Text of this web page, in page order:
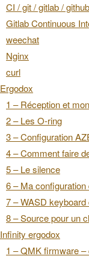
CI / git / gitlab / github
Gitlab Continuous
weechat
Nginx
curl
Ergodox
1 – Réception et
2 – Les O-ring
3 – Configuration
4 – Comment faire
5 – Le silence
6 – Ma configuration
7 – WASD
8 – Source pour un
Infinity ergodox
1 – QMK firmware